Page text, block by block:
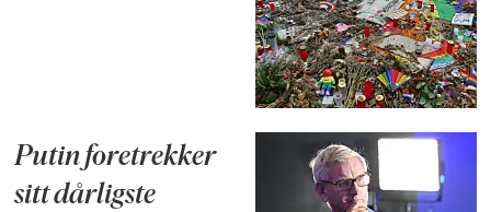
Putin foretrekker
sitt dårligste